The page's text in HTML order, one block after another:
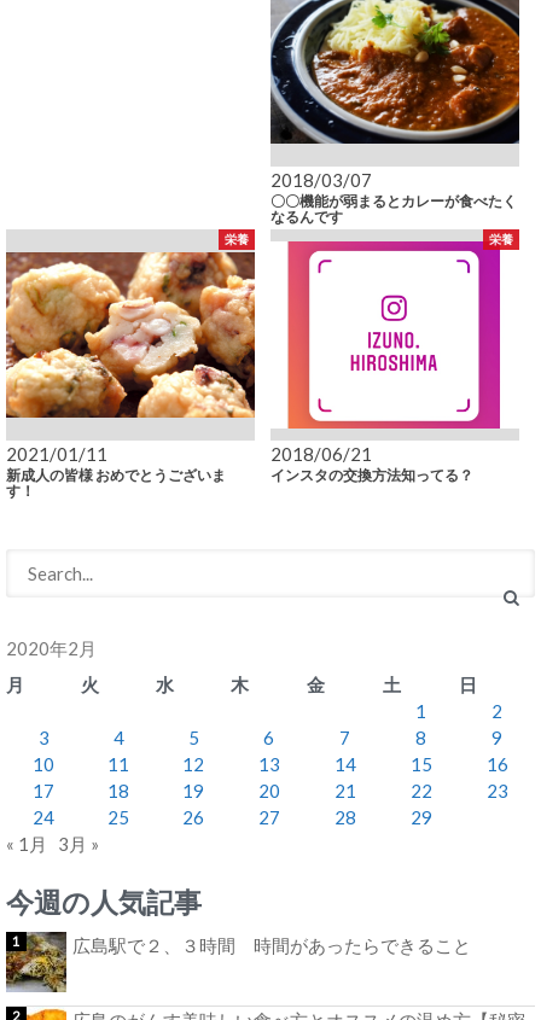
2018/03/07
〇〇機能が弱まるとカレーが食べたく
なるんです
栄養
2021/01/11
新成人の皆様 おめでとうございま
す！
栄養
2018/06/21
インスタの交換方法知ってる？
2020年2月
月
火 水 木 金 土
日
1
2
3
4 5 6 7 8
9
10
11 12 13 14 15
16
17
18 19 20 21 22
23
24
25 26 27 28
29
« 1月
3月 »
今週の人気記事
広島駅で２、３時間 時間があったらできること